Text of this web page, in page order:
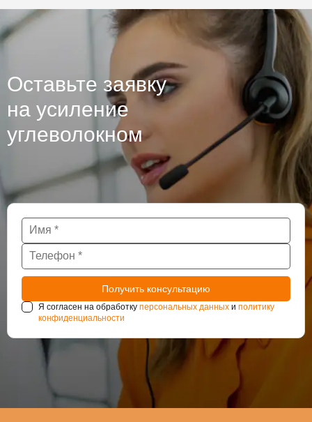
Оставьте заявку
на усиление
углеволокном
Я согласен на обработку персональных данных и политику
конфиденциальности